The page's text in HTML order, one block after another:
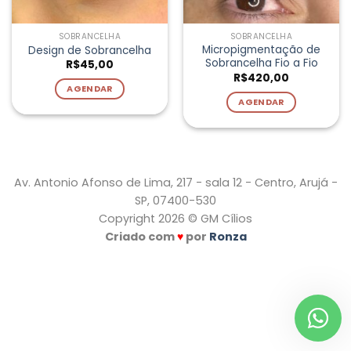
SOBRANCELHA
Design de Sobrancelha
R$45,00
AGENDAR
SOBRANCELHA
Micropigmentação de
Sobrancelha Fio a Fio
R$420,00
AGENDAR
Av. Antonio Afonso de Lima, 217 - sala 12 - Centro, Arujá -
SP, 07400-530
Copyright 2026 © GM Cílios
Criado com♥por Ronza